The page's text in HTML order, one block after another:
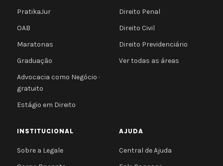
PratikaJur
OAB
Maratonas
Graduação
Advocacia como Negócio ·
gratuito
Estágio em Direito
Direito Penal
Direito Civil
Direito Previdenciário
Ver todas as áreas
INSTITUCIONAL
Sobre a Legale
AJUDA
Central de Ajuda